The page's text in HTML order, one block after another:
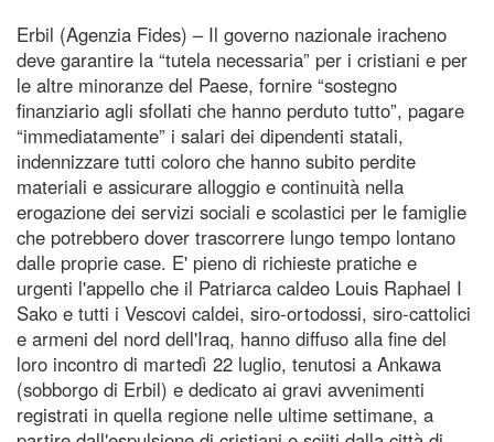
Erbil (Agenzia Fides) – Il governo nazionale iracheno
deve garantire la “tutela necessaria” per i cristiani e per
le altre minoranze del Paese, fornire “sostegno
finanziario agli sfollati che hanno perduto tutto”, pagare
“immediatamente” i salari dei dipendenti statali,
indennizzare tutti coloro che hanno subito perdite
materiali e assicurare alloggio e continuità nella
erogazione dei servizi sociali e scolastici per le famiglie
che potrebbero dover trascorrere lungo tempo lontano
dalle proprie case. E' pieno di richieste pratiche e
urgenti l'appello che il Patriarca caldeo Louis Raphael I
Sako e tutti i Vescovi caldei, siro-ortodossi, siro-cattolici
e armeni del nord dell'Iraq, hanno diffuso alla fine del
loro incontro di martedì 22 luglio, tenutosi a Ankawa
(sobborgo di Erbil) e dedicato ai gravi avvenimenti
registrati in quella regione nelle ultime settimane, a